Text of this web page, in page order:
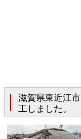
滋賀県東近江
工しました。